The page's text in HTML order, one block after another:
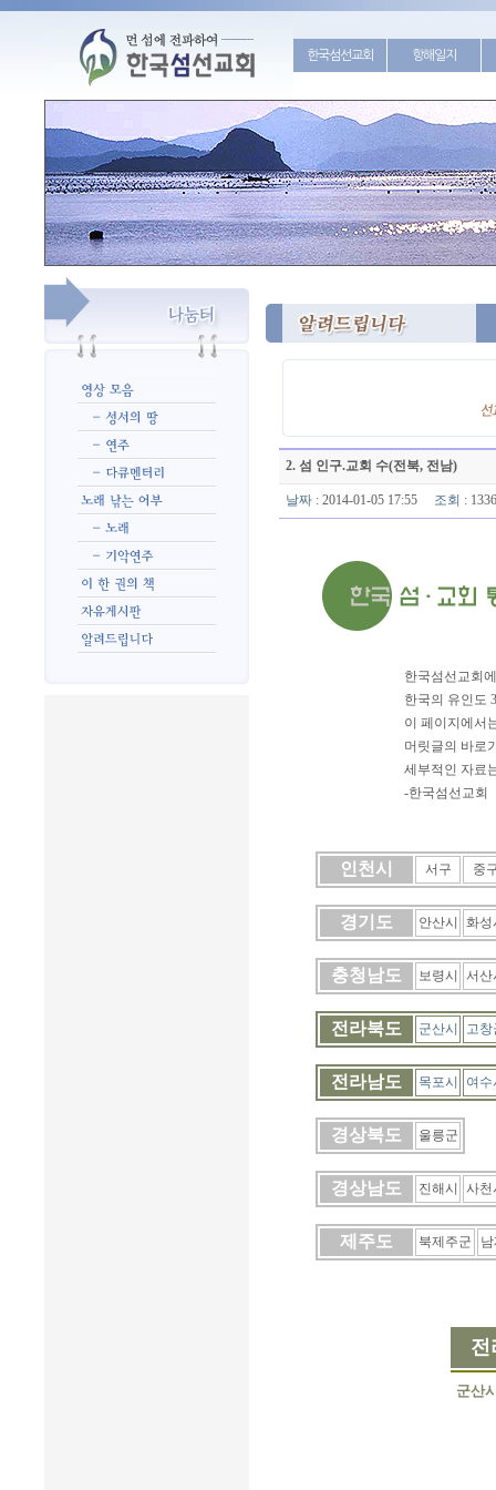
한국섬선교회 항해일지
2. 섬 인구.교회 수(전북, 전남)
날짜 : 2014-01-05 17:55 조회 :
한국섬선교회
한국의 유인도
이 페이지에서
머릿글의 바로
세부적인 자료
-한국섬선교회
인천시 서구 중
경기도 안산시 화성
충청남도 보령시 서산
전라북도 군산시 고창
전라남도 목포시 여수
경상북도 울릉군
경상남도 진해시 사천
제주도 북제주군
전
군산